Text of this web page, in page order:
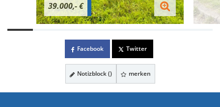
39.000,- €
Facebook Twitter
Notizblock () merken